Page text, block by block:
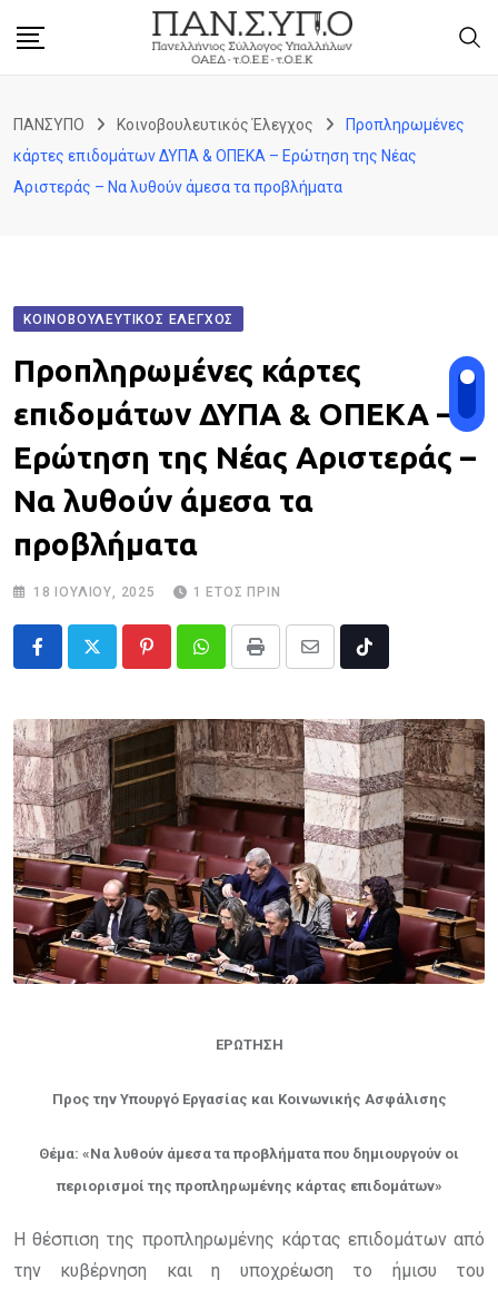
ΠΑΝΣΥΠΟ Κοινοβουλευτικός Έλεγχος
Προπληρωμένες
κάρτες επιδομάτων ΔΥΠΑ & ΟΠΕΚΑ – Ερώτηση της Νέας
Αριστεράς – Να λυθούν άμεσα τα προβλήματα
ΚΟΙΝΟΒΟΥΛΕΥΤΙΚΌΣ ΈΛΕΓΧΟΣ
Προπληρωμένες κάρτες
επιδομάτων ΔΥΠΑ & ΟΠΕΚΑ –
Ερώτηση της Νέας Αριστεράς –
Να λυθούν άμεσα τα
προβλήματα
18 ΙΟΥΛΊΟΥ, 2025 1 ΈΤΟΣ ΠΡΙΝ
PinterestWhatsappPrint
Share
Email
Tiktok
ΕΡΩΤΗΣΗ
Προς την Υπουργό Εργασίας και Κοινωνικής Ασφάλισης
Θέμα: «Να λυθούν άμεσα τα προβλήματα που δημιουργούν οι
περιορισμοί της προπληρωμένης κάρτας επιδομάτων»
Η θέσπιση της προπληρωμένης κάρτας επιδομάτων από
την κυβέρνηση και η υποχρέωση το ήμισυ του